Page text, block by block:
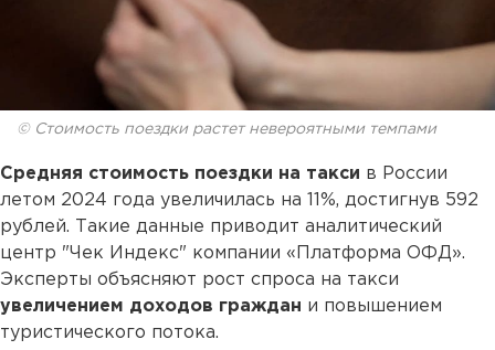
© Стоимость поездки растет невероятными темпами
Средняя стоимость поездки на такси в России
летом 2024 года увеличилась на 11%, достигнув 592
рублей. Такие данные приводит аналитический
центр "Чек Индекс" компании «Платформа ОФД».
Эксперты объясняют рост спроса на такси
увеличением доходов граждан и повышением
туристического потока.